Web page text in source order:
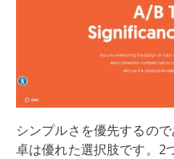
シンプルさを優先するの
卓は優れた選択肢です。2